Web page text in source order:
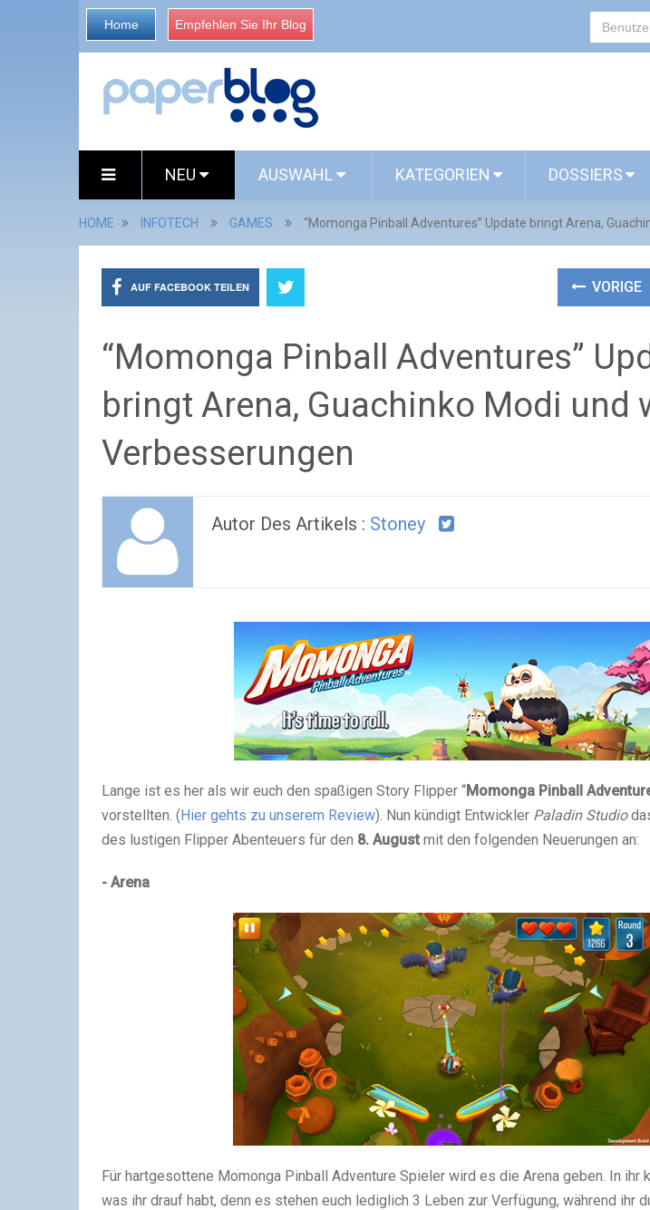
Home Empfehlen Sie Ihr Blog
NEU AUSWAHL KATEGORIEN DOSSIERS
HOME INFOTECH GAMES “Momonga Pinball Adventures” Update bringt Arena,
AUF FACEBOOK TEILEN VORIGE
“Momonga Pinball Adventures”
bringt Arena, Guachinko Modi und
Verbesserungen
Autor Des Artikels : Stoney
Lange ist es her als wir euch den spaßigen Story Flipper “Momonga Pinball
vorstellten. (Hier gehts zu unserem Review). Nun kündigt Entwickler Paladin Studio
des lustigen Flipper Abenteuers für den 8. August mit den folgenden Neuerungen an:
- Arena
Für hartgesottene Momonga Pinball Adventure Spieler wird es die Arena geben. In ihr
was ihr drauf habt, denn es stehen euch lediglich 3 Leben zur Verfügung, während ihr